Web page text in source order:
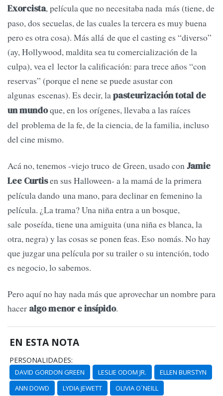
Exorcista, película que no necesitaba nada más (tiene, de
paso, dos secuelas, de las cuales la tercera es muy buena
pero es otra cosa). Más allá de que el casting es “diverso”
(ay, Hollywood, maldita sea tu comercialización de la
culpa), vea el lector la calificación: para trece años “con
reservas” (porque el nene se puede asustar con
algunas escenas). Es decir, lapasteurización total de
un mundoque, en los orígenes, llevaba a las raíces
del problema de la fe, de la ciencia, de la familia, incluso
del cine mismo.
Acá no, tenemos -viejo truco de Green, usado conJamie
Lee Curtisen sus Halloween- a la mamá de la primera
película dando una mano, para declinar en femenino la
película. ¿La trama? Una niña entra a un bosque,
sale poseída, tiene una amiguita (una niña es blanca, la
otra, negra) y las cosas se ponen feas. Eso nomás. No hay
que juzgar una película por su trailer o su intención, todo
es negocio, lo sabemos.
Pero aquí no hay nada más que aprovechar un nombre para
hacer algo menor e insípido.
EN ESTA NOTA
PERSONALIDADES:
DAVID GORDON GREEN LESLIE ODOM JR.
ELLEN BURSTYN
ANN DOWD
LYDIA JEWETT OLIVIA O´NEILL